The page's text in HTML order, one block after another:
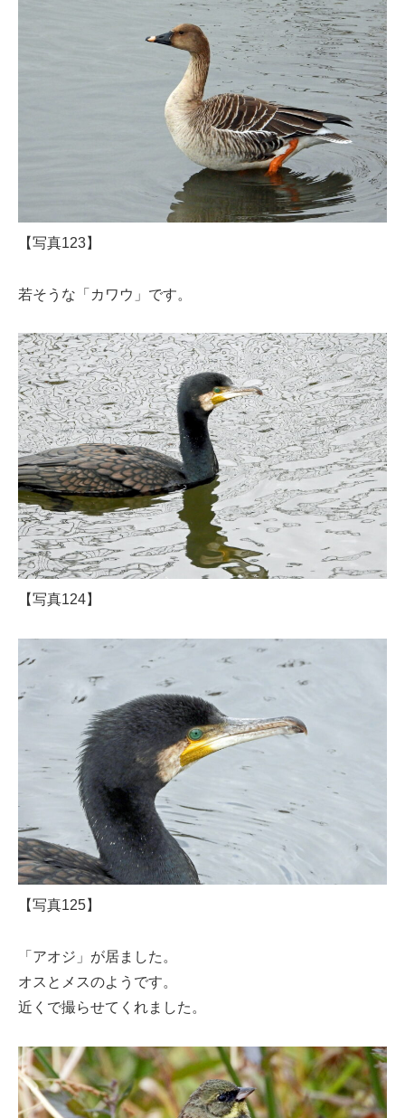
【写真123】
若そうな「カワウ」です。
【写真124】
【写真125】
「アオジ」が居ました。
オスとメスのようです。
近くで撮らせてくれました。